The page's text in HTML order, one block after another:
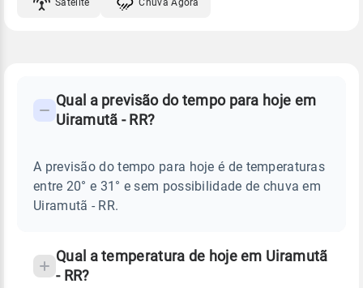
PREVISÃO
TEMPO
UIRAMUTÃ
Perguntas
sobre
chuva
Qual a previsão do tempo para hoje em
Uiramutã - RR?
A previsão do tempo para hoje é de temperaturas
entre 20° e 31° e sem possibilidade de chuva em
Uiramutã - RR.
Qual a temperatura de hoje em Uiramutã
- RR?